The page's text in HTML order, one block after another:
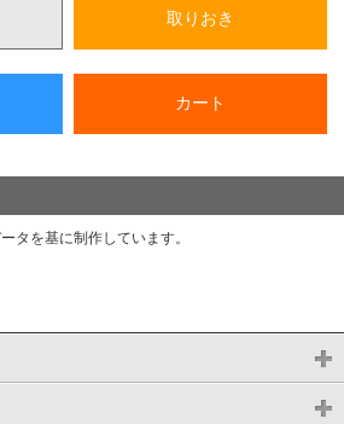
取りおき
カート
タを基に制作しています。